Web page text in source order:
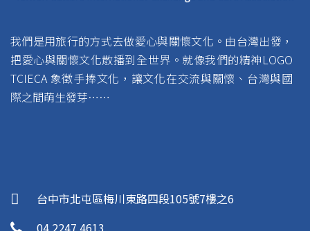
我們是用旅行的方式去做愛心與關懷文化。由台灣出發，
把愛心與關懷文化散播到全世界。就像我們的精神LOGO
TCIECA 象徵手捧文化，讓文化在交流與關懷、台灣與國
際之間萌生發芽……
台中市北屯區梅川東路四段105號7樓之6
04 2247 4613